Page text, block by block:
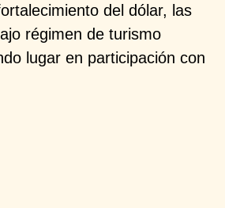
del dólar, las
régimen de turismo
lugar en participación con